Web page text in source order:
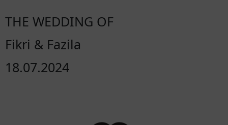
THE WEDDING OF
Fikri & Fazila
18.07.2024